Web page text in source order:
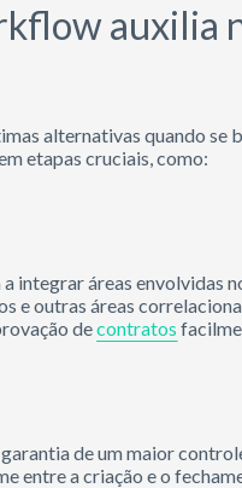
auxilia
alternativas quando se
etapas cruciais, como:
integrar áreas envolvidas
e outras áreas
decontratos
de um maior
entre a criação e o